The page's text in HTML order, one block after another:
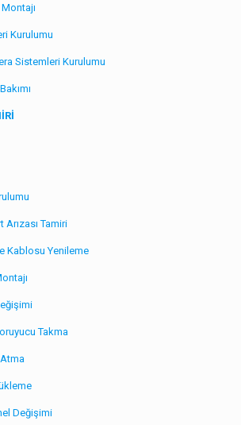
Kurulumu
Sistemleri Kurulumu
Tamiri
Kablosu Yenileme
Takma
Değişimi